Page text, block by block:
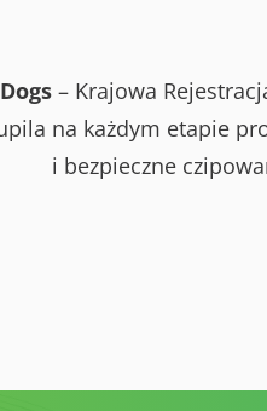
– Krajowa
na każdym etapie
i bezpieczne